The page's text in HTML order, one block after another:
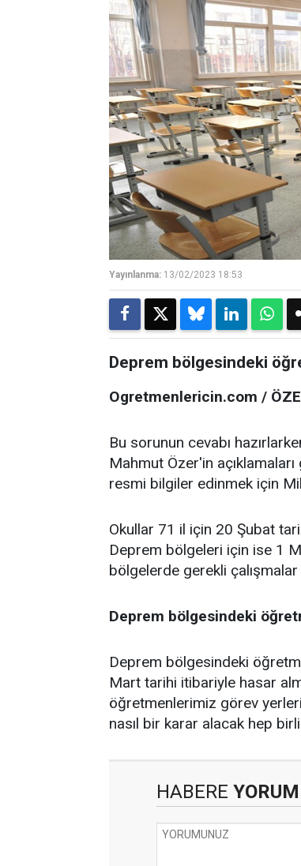
Yayınlanma: 13/02/2023 18:53
Deprem bölgesindeki
Ogretmenlericin.com /
Bu sorunun cevabı
Mahmut Özer'in açıklamaları
resmi bilgiler edinmek için
Okullar 71 il için 20 Şubat
Deprem bölgeleri için ise 1
bölgelerde gerekli
Deprem bölgesindeki
Deprem bölgesindeki
Mart tarihi itibariyle hasar
öğretmenlerimiz görev
nasıl bir karar alacak hep
HABERE